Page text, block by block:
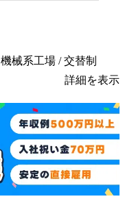
械系工場 / 交替制
詳細を表示